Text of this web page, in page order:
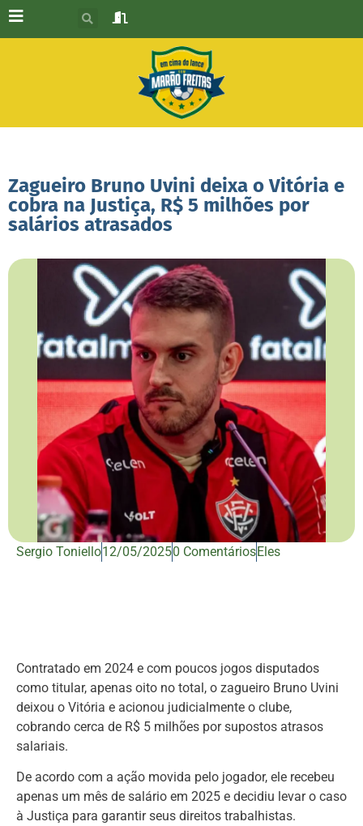
Zagueiro Bruno Uvini deixa o Vitória e
cobra na Justiça, R$ 5 milhões por
salários atrasados
Sergio Toniello12/05/20250 ComentáriosEles
Contratado em 2024 e com poucos jogos disputados
como titular, apenas oito no total, o zagueiro Bruno Uvini
deixou o Vitória e acionou judicialmente o clube,
cobrando cerca de R$ 5 milhões por supostos atrasos
salariais.
De acordo com a ação movida pelo jogador, ele recebeu
apenas um mês de salário em 2025 e decidiu levar o caso
à Justiça para garantir seus direitos trabalhistas.